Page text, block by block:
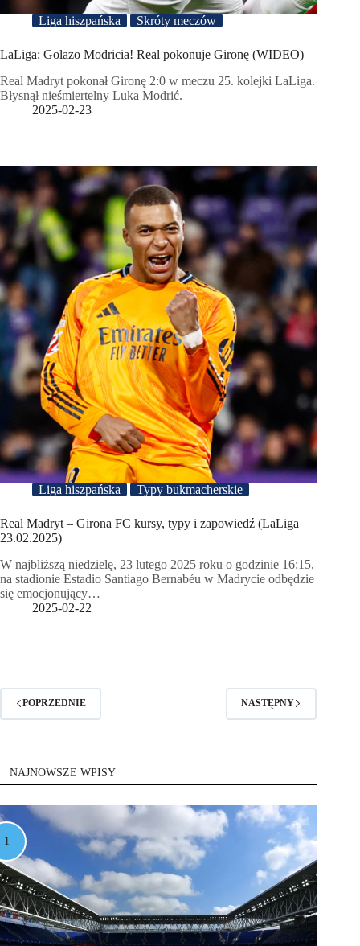
Liga hiszpańska Skróty meczów
LaLiga: Golazo Modricia! Real pokonuje Gironę (WIDEO)
Real Madryt pokonał Gironę 2:0 w meczu 25. kolejki LaLiga.
Błysnął nieśmiertelny Luka Modrić.
2025-02-23
Liga hiszpańska Typy bukmacherskie
Real Madryt – Girona FC kursy, typy i zapowiedź (LaLiga
23.02.2025)
W najbliższą niedzielę, 23 lutego 2025 roku o godzinie 16:15,
na stadionie Estadio Santiago Bernabéu w Madrycie odbędzie
się emocjonujący…
2025-02-22
POPRZEDNIE NASTĘPNY
NAJNOWSZE WPISY